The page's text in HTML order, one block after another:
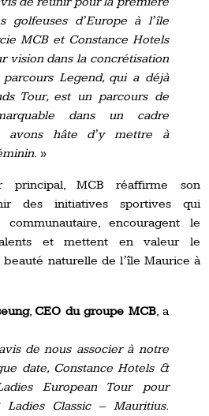
golfeuses dʼEurope à lʼîle
MCB et Constance Hotels
vision dans la concrétisation
Legend, qui a déjà
Tour, est un parcours de
dans un cadre
avons hâte dʼy mettre à
»
principal, MCB réaffirme son
des initiatives sportives qui
communautaire, encouragent le
et mettent en valeur le
naturelle de lʼîle Maurice à
, CEO du groupe MCB, a
de nous associer à notre
date, Constance Hotels &
European Tour pour
Classic ‒ Mauritius.